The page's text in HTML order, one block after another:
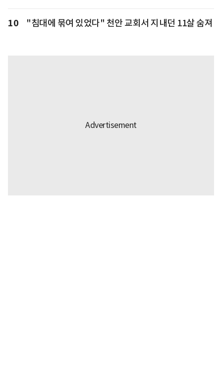
10 "침대에 묶여 있었다" 천안 교회서 지내던 11살 숨져